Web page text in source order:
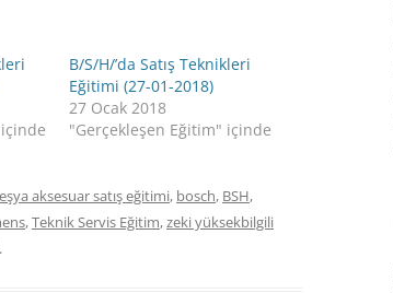
B/S/H/’da Satış Teknikleri
Eğitimi (27-01-2018)
27 Ocak 2018
"Gerçekleşen Eğitim" içinde
aksesuar satış eğitimi, bosch, BSH,
,Teknik Servis Eğitim,zeki yüksekbilgili